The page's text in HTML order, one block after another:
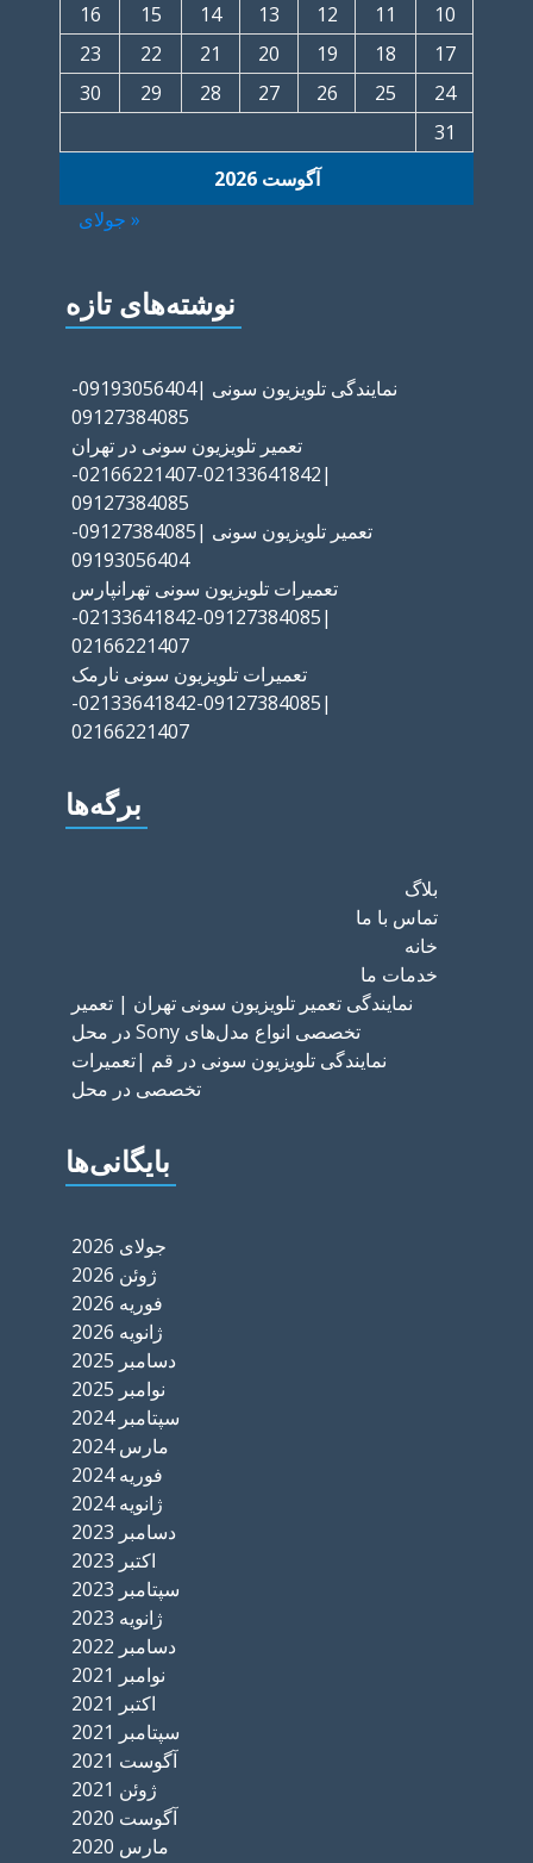
آگوست 2026
10
11
12
13
14
15
16
17
18
19
20
21
22
23
24
25
26
27
28
29
30
31
« جولای
نوشته‌های تازه
نمایندگی تلویزیون سونی |09193056404-
09127384085
تعمیر تلویزیون سونی در تهران
|02133641842-02166221407-
09127384085
تعمیر تلویزیون سونی |09127384085-
09193056404
تعمیرات تلویزیون سونی تهرانپارس
|09127384085-02133641842-
02166221407
تعمیرات تلویزیون سونی نارمک
|09127384085-02133641842-
02166221407
برگه‌ها
بلاگ
تماس با ما
خانه
خدمات ما
نمایندگی تعمیر تلویزیون سونی تهران | تعمیر
تخصصی انواع مدل‌های Sony در محل
نمایندگی تلویزیون سونی در قم |تعمیرات
تخصصی در محل
بایگانی‌ها
جولای 2026
ژوئن 2026
فوریه 2026
ژانویه 2026
دسامبر 2025
نوامبر 2025
سپتامبر 2024
مارس 2024
فوریه 2024
ژانویه 2024
دسامبر 2023
اکتبر 2023
سپتامبر 2023
ژانویه 2023
دسامبر 2022
نوامبر 2021
اکتبر 2021
سپتامبر 2021
آگوست 2021
ژوئن 2021
آگوست 2020
مارس 2020